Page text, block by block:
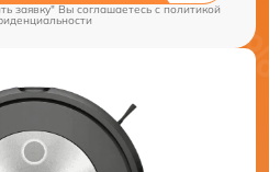
заявку" Вы соглашаетесь cполитикой